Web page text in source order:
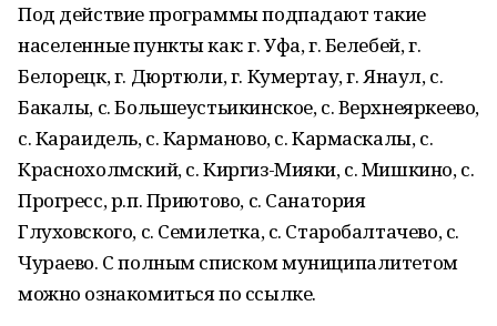
Под действие программы подпадают такие
населенные пункты как: г. Уфа, г. Белебей, г.
Белорецк, г. Дюртюли, г. Кумертау, г. Янаул, с.
Бакалы, с. Большеустьикинское, с. Верхнеяркеево,
с. Караидель, с. Карманово, с. Кармаскалы, с.
Краснохолмский, с. Киргиз-Мияки, с. Мишкино, с.
Прогресс, р.п. Приютово, с. Санатория
Глуховского, с. Семилетка, с. Старобалтачево, с.
Чураево. С полным списком муниципалитетом
можно ознакомиться по ссылке.